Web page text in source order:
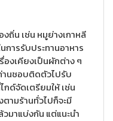
ถิ่น เช่น หมูย่างเกาหลี
การรับประทานอาหาร
องเคียงเป็นผักต่าง ๆ
านชอบติดตัวไปรับ
กด์จัดเตรียมให้ เช่น
ามร้านทั่วไปก็จะมี
มาแบ่งกัน แต่แนะนำ